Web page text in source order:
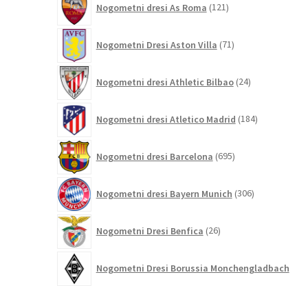
Nogometni dresi As Roma 121izdelkov
Nogometni Dresi Aston Villa 71izdelkov
Nogometni dresi Athletic Bilbao 24izdelkov
Nogometni dresi Atletico Madrid 184izdelkov
Nogometni dresi Barcelona 695izdelkov
Nogometni dresi Bayern Munich 306izdelkov
Nogometni Dresi Benfica 26izdelkov
Nogometni Dresi Borussia Monchengladbach